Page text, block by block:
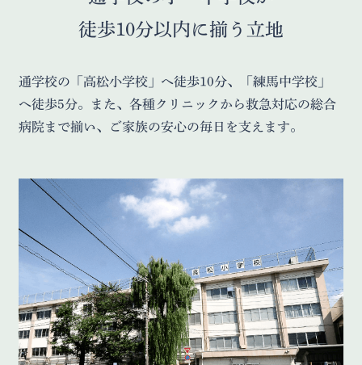
徒歩10分以内に揃う立地
通学校の「高松小学校」へ徒歩10分、「練馬中学校」
へ徒歩5分。また、各種クリニックから救急対応の総合
病院まで揃い、ご家族の安心の毎日を支えます。